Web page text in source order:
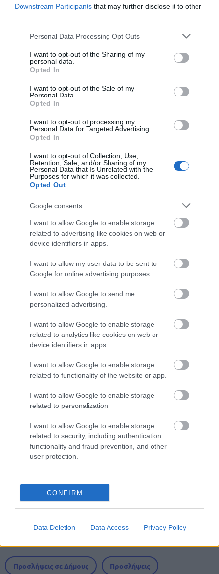
Downstream Participants that may further disclose it to other
Please note that this website/app uses one or more Google
not limited to your visit or usage behaviour. You may click to
grant or deny consent to Google and its third-party tags to
use your data for below specified purposes in below Google
consent section.
Personal Data Processing Opt Outs
I want to opt-out of the Sharing of my
personal data.
Opted In
I want to opt-out of the Sale of my
Personal Data.
Opted In
I want to opt-out of processing my
Personal Data for Targeted Advertising.
Opted In
I want to opt-out of Collection, Use,
Retention, Sale, and/or Sharing of my
Personal Data that Is Unrelated with the
Purposes for which it was collected.
Opted Out
Google consents
I want to allow Google to enable storage
related to advertising like cookies on web or
device identifiers in apps.
I want to allow my user data to be sent to
Google for online advertising purposes.
I want to allow Google to send me
personalized advertising.
I want to allow Google to enable storage
related to analytics like cookies on web or
device identifiers in apps.
I want to allow Google to enable storage
related to functionality of the website or app.
I want to allow Google to enable storage
related to personalization.
I want to allow Google to enable storage
related to security, including authentication
functionality and fraud prevention, and other
user protection.
CONFIRM
Data Deletion Data Access Privacy Policy
μόνο 2 ημέρες στα χέρια σας
ΑΣΕΠ: Εξ αποστάσεως η πιο Εύκολη
Πιστοποίηση Υπολογιστών σε 2
μέρες
Μάθε πρώτος όλες τις σημαντικές
ειδήσεις.
Βάλε το proson.gr στα αποτελέσματα
αναζήτησης της Google
Δημοφιλείς Ειδήσεις
Market Pass 2026: Ποιοι μπορούν να
πάρουν voucher έως 1.200 ευρώ
Τι σημαίνει η λέξη «αφερμάτιση»
Τι σημαίνει η λέξη «προσόρμιση»
υπογραφή 951 προσλήψεις σε Δήμους
Προσλήψεις σε Δήμους Προσλήψεις